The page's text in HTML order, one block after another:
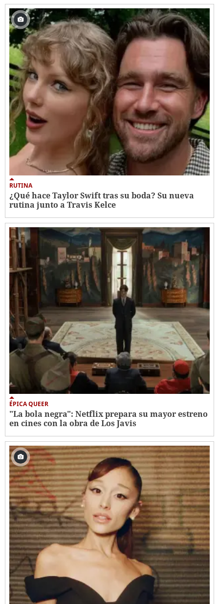
RUTINA
¿Qué hace Taylor Swift tras su boda? Su nueva
rutina junto a Travis Kelce
ÉPICA QUEER
"La bola negra": Netflix prepara su mayor estreno
en cines con la obra de Los Javis